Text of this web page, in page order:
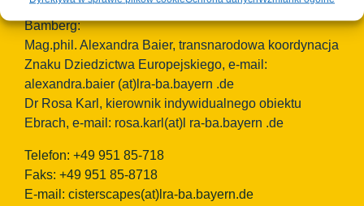
Osoby kontaktowe TEAM Cisterscapes/Landkreis
Bamberg:
Mag.phil. Alexandra Baier, transnarodowa koordynacja
Znaku Dziedzictwa Europejskiego, e-mail:
alexandra.baier (at)lra-ba.bayern .de
Dr Rosa Karl, kierownik indywidualnego obiektu
Ebrach, e-mail: rosa.karl(at)l ra-ba.bayern .de
Telefon: +49 951 85-718
Faks: +49 951 85-8718
E-mail: cisterscapes(at)lra-ba.bayern.de